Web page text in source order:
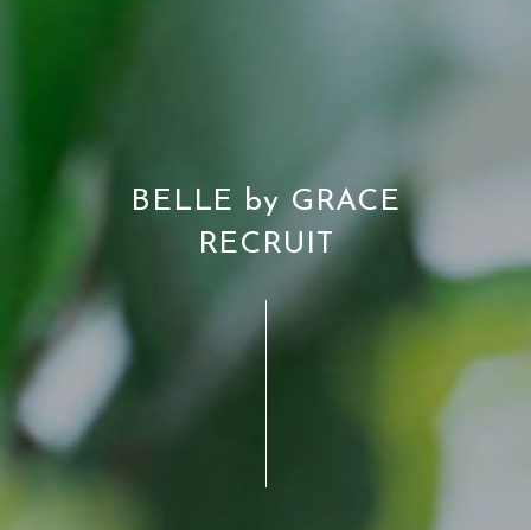
B ELLE by G RACE
RECRU I T